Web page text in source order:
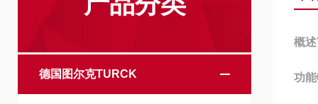
德国图尔克TURCK
概
功